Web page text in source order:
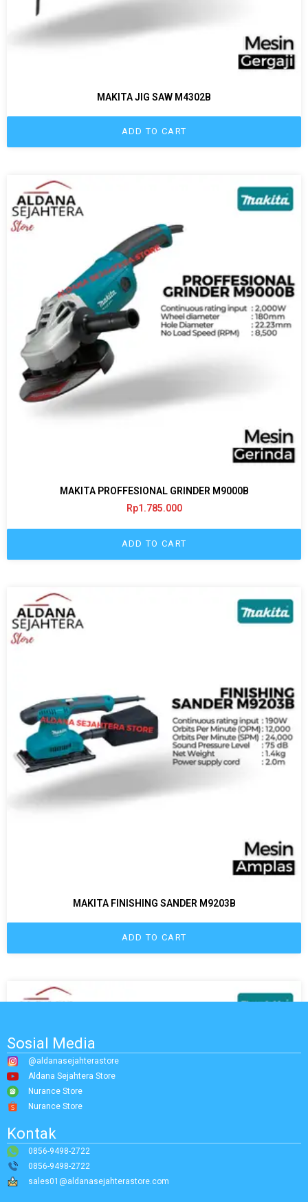
MAKITA JIG SAW M4302B
ADD TO CART
MAKITA PROFFESIONAL GRINDER M9000B
Rp1.785.000
ADD TO CART
MAKITA FINISHING SANDER M9203B
ADD TO CART
Sosial Media
@aldanasejahterastore
Aldana Sejahtera Store
Nurance Store
Nurance Store
Kontak
0856-9498-2722
0856-9498-2722
sales01@aldanasejahterastore.com